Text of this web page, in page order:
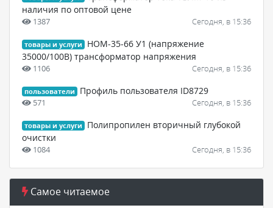
наличия по оптовой цене
1387 Сегодня, в 15:36
товары и услуги
НОМ-35-66 У1 (напряжение
35000/100В) трансформатор напряжения
1106 Сегодня, в 15:36
пользователи Профиль пользователя ID8729
571 Сегодня, в 15:36
товары и услуги
Полипропилен вторичный глубокой
очистки
1084 Сегодня, в 15:36
Самое читаемое